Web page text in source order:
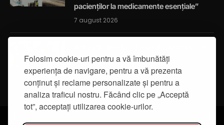
Folosim cookie-uri pentru a vă îmbunătăți
experiența de navigare, pentru a vă prezenta
conținut și reclame personalizate și pentru a
analiza traficul nostru. Făcând clic pe „Acceptă
tot”, acceptați utilizarea cookie-urilor.
pacienților la medicamente esențiale”
7 august 2026
integrității
7 august 2026